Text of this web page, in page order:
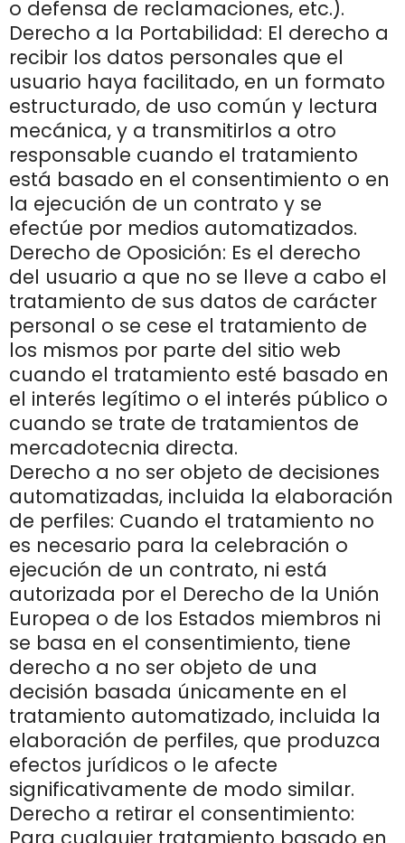
o defensa de reclamaciones, etc.).
Derecho a la Portabilidad: El derecho a
recibir los datos personales que el
usuario haya facilitado, en un formato
estructurado, de uso común y lectura
mecánica, y a transmitirlos a otro
responsable cuando el tratamiento
está basado en el consentimiento o en
la ejecución de un contrato y se
efectúe por medios automatizados.
Derecho de Oposición: Es el derecho
del usuario a que no se lleve a cabo el
tratamiento de sus datos de carácter
personal o se cese el tratamiento de
los mismos por parte del sitio web
cuando el tratamiento esté basado en
el interés legítimo o el interés público o
cuando se trate de tratamientos de
mercadotecnia directa.
Derecho a no ser objeto de decisiones
automatizadas, incluida la elaboración
de perfiles: Cuando el tratamiento no
es necesario para la celebración o
ejecución de un contrato, ni está
autorizada por el Derecho de la Unión
Europea o de los Estados miembros ni
se basa en el consentimiento, tiene
derecho a no ser objeto de una
decisión basada únicamente en el
tratamiento automatizado, incluida la
elaboración de perfiles, que produzca
efectos jurídicos o le afecte
significativamente de modo similar.
Derecho a retirar el consentimiento: